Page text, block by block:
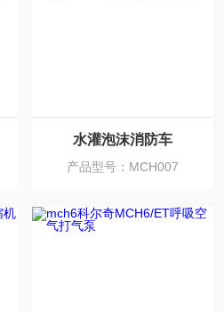
水灌泡沫消防车
产品型号：MCH007